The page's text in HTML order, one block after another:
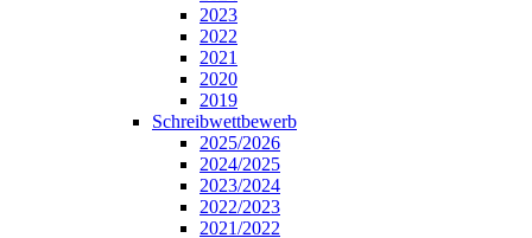
2023
2022
2021
2020
2019
Schreibwettbewerb
2025/2026
2024/2025
2023/2024
2022/2023
2021/2022